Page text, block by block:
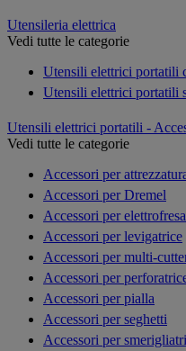
Utensileria elettrica
Vedi tutte le categorie
Utensili elettrici portatili
Utensili elettrici portatili
Utensili elettrici portatili -
Vedi tutte le categorie
Accessori per
Accessori per Dremel
Accessori per
Accessori per levigatrice
Accessori per multi-
Accessori per
Accessori per pialla
Accessori per seghetti
Accessori per